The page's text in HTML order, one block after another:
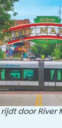
door River